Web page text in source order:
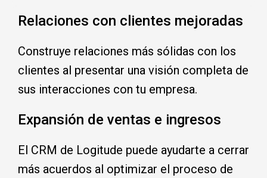
Relaciones con clientes mejoradas
Construye relaciones más sólidas con los
clientes al presentar una visión completa de
sus interacciones con tu empresa.
Expansión de ventas e ingresos
El CRM de Logitude puede ayudarte a cerrar
más acuerdos al optimizar el proceso de